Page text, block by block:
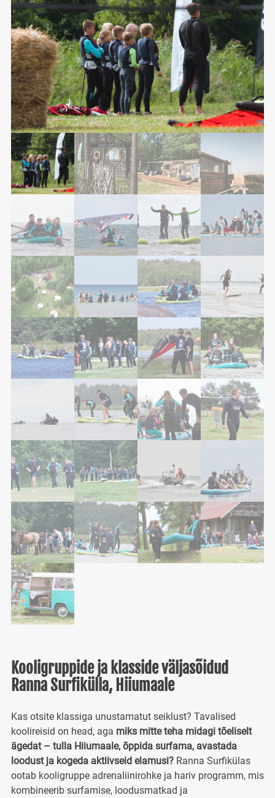
Kooligruppide ja klasside väljasõidud
Ranna Surfikülla, Hiiumaale
Kas otsite klassiga unustamatut seiklust? Tavalised
koolireisid on head, aga miks mitte teha midagi tõeliselt
ägedat – tulla Hiiumaale, õppida surfama, avastada
loodust ja kogeda aktiivseid elamusi?Ranna Surfikülas
ootab kooligruppe adrenaliinirohke ja hariv programm, mis
kombineerib surfamise, loodusmatkad ja